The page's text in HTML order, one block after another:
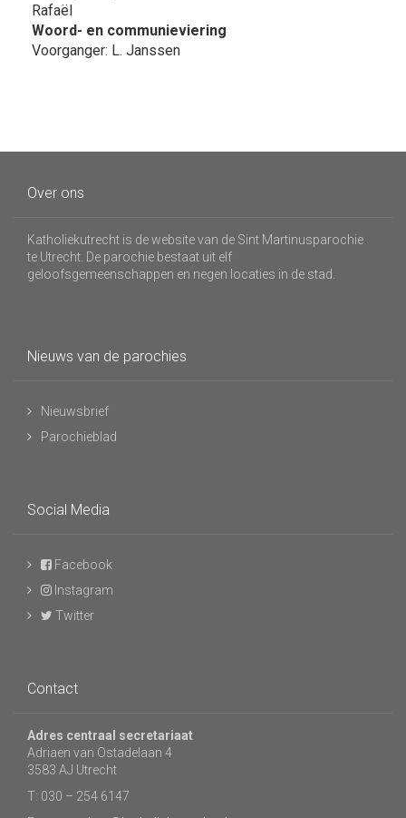
Rafaël
Woord- en communieviering
Voorganger: L. Janssen
Over ons
Katholiekutrecht is de website van de Sint Martinusparochie
te Utrecht. De parochie bestaat uit elf
geloofsgemeenschappen en negen locaties in de stad.
Nieuws van de parochies
Nieuwsbrief
Parochieblad
Social Media
Facebook
Instagram
Twitter
Contact
Adres centraal secretariaat
Adriaen van Ostadelaan 4
3583 AJ Utrecht
T: 030 – 254 6147